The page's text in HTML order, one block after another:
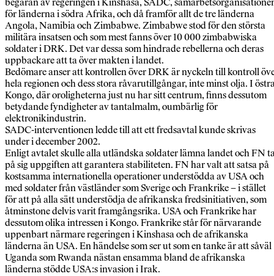
begäran av regeringen i Kinshasa, SADC,
för länderna i södra Afrika, och då framför allt de tre länderna
Angola, Namibia och Zimbabwe. Zimbabwe stod för den största
militära insatsen och som mest fanns över 10 000 zimbabwiska
soldater i DRK. Det var dessa som hindrade rebellerna och deras
uppbackare att ta över makten i landet.
Bedömare anser att kontrollen över DRK är nyckeln till kontroll
hela regionen och dess stora råvarutillgångar, inte minst olja. I
Kongo, där oroligheterna just nu har sitt centrum, finns dessutom
betydande fyndigheter av tantalmalm, oumbärlig för
elektronikindustrin.
SADC-interventionen ledde till att ett fredsavtal kunde skrivas
under i december 2002.
Enligt avtalet skulle alla utländska soldater lämna landet och FN
på sig uppgiften att garantera stabiliteten. FN har valt att satsa på
kostsamma internationella operationer understödda av USA och
med soldater från västländer som Sverige och Frankrike – i stället
för att på alla sätt understödja de afrikanska fredsinitiativen, som
åtminstone delvis varit framgångsrika. USA och Frankrike har
dessutom olika intressen i Kongo. Frankrike står för närvarande
uppenbart närmare regeringen i Kinshasa och de afrikanska
länderna än USA. En händelse som ser ut som en tanke är att såväl
Uganda som Rwanda nästan ensamma bland de afrikanska
länderna stödde USA:s invasion i Irak.